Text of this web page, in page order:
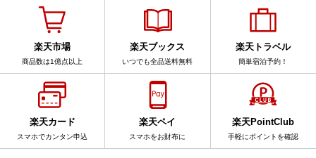
楽天市場
商品数は1億点以上
楽天ブックス
いつでも全品送料無料
楽天トラベル
簡単宿泊予約！
楽天カード
スマホでカンタン申込
楽天ペイ
スマホをお財布に
楽天PointClub
手軽にポイントを確認